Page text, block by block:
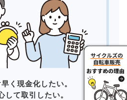
く現金化したい。
して取引したい。